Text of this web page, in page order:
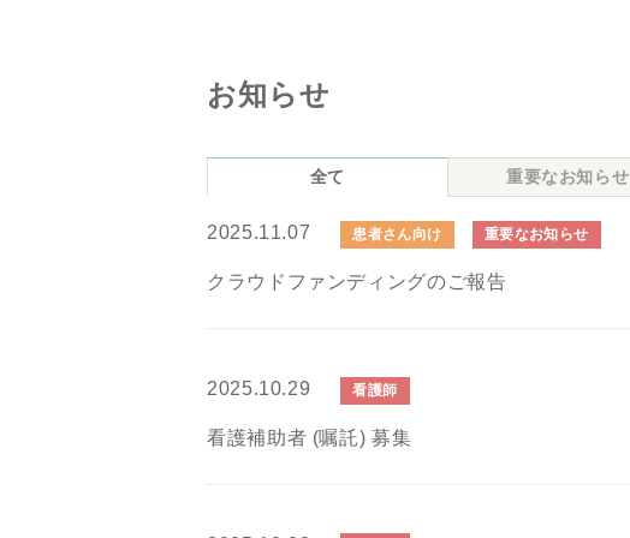
お知らせ
全て 重要なお知らせ
2025.11.07 患者さん向け 重要なお知らせ
クラウドファンディングのご報告
2025.10.29 看護師
看護補助者 (嘱託) 募集